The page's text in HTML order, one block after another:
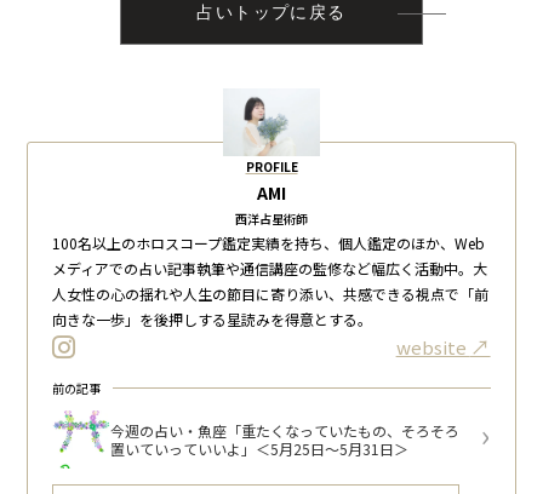
占いトップに戻る
PROFILE
AMI
西洋占星術師
100名以上のホロスコープ鑑定実績を持ち、個人鑑定のほか、Web
メディアでの占い記事執筆や通信講座の監修など幅広く活動中。大
人女性の心の揺れや人生の節目に寄り添い、共感できる視点で「前
向きな一歩」を後押しする星読みを得意とする。
website
前の記事
今週の占い・魚座「重たくなっていたもの、そろそろ
置いていっていいよ」＜5月25日～5月31日＞